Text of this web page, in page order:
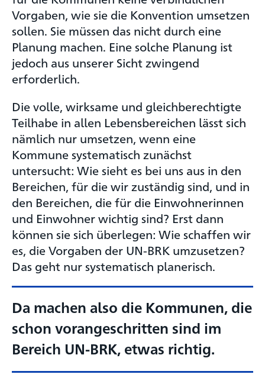
Vorgaben, wie sie die Konvention umsetzen
sollen. Sie müssen das nicht durch eine
Planung machen. Eine solche Planung ist
jedoch aus unserer Sicht zwingend
erforderlich.
Die volle, wirksame und gleichberechtigte
Teilhabe in allen Lebensbereichen lässt sich
nämlich nur umsetzen, wenn eine
Kommune systematisch zunächst
untersucht: Wie sieht es bei uns aus in den
Bereichen, für die wir zuständig sind, und in
den Bereichen, die für die Einwohnerinnen
und Einwohner wichtig sind? Erst dann
können sie sich überlegen: Wie schaffen wir
es, die Vorgaben der UN-BRK umzusetzen?
Das geht nur systematisch planerisch.
Da machen also die Kommunen, die
schon vorangeschritten sind im
Bereich UN-BRK, etwas richtig.